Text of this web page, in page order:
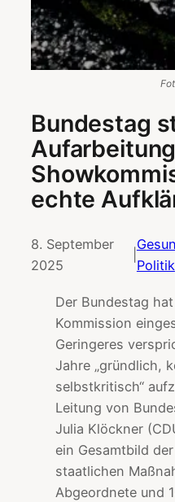
Bundestag
echte
8. September
2025
Politik
Der Bundestag
Kommission
Geringeres
Jahre „gründlich,
selbstkritisch“
Leitung von
Julia Klöckner
ein Gesamtbild
staatlichen
Abgeordnete und